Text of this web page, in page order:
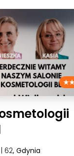
| 62, Gdynia